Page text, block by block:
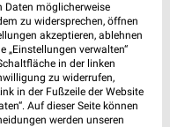
6,6 km
Wohnen
bis Fr. 14.08.
Daten möglicherweise
zu widersprechen, öffnen
akzeptieren, ablehnen
„Einstellungen verwalten“
in der linken
zu widerrufen,
in der Fußzeile der Website
Auf dieser Seite können
werden unseren